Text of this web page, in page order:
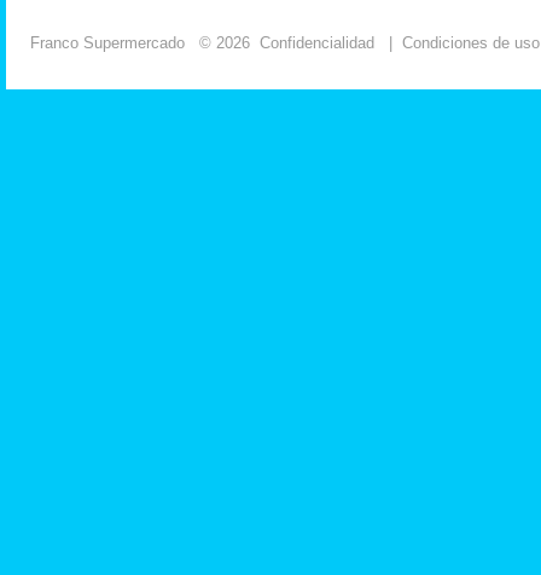
Franco Supermercado © 2026 Confidencialidad Condiciones de uso